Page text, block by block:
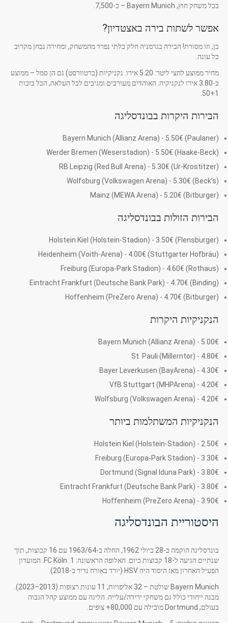
בכל משחק חוץ, Bayern Munich – כ-7,500.
אפשר לשתות בירה באצטדיון?
כן, וזו מסורת! הבירה בגרמניה חלק בלתי נפרד מהמשחק, ומחירה נבחן מקרוב
כל עונה.
מחיר ממוצע לחצי ליטר: 5.20 אירו. נקניקיות (ברטוורסט) גם הן סמל – ממוצע
כ-3.80 אירו לנקניקיה. האוהדים מעורבים ומגיבים לכל העלאה, הכל בזכות
50+1.
הבירות היקרות בבונדסליגה
Bayern Munich (Allianz Arena) - 5.50€ (Paulaner)
Werder Bremen (Weserstadion) - 5.50€ (Haake-Beck)
RB Leipzig (Red Bull Arena) - 5.30€ (Ur-Krostitzer)
Wolfsburg (Volkswagen Arena) - 5.30€ (Beck’s)
Mainz (MEWA Arena) - 5.20€ (Bitburger)
הבירות הזולות בבונדסליגה
Holstein Kiel (Holstein-Stadion) - 3.50€ (Flensburger)
Heidenheim (Voith-Arena) - 4.00€ (Stuttgarter Hofbräu)
Freiburg (Europa-Park Stadion) - 4.60€ (Rothaus)
Eintracht Frankfurt (Deutsche Bank Park) - 4.70€ (Binding)
Hoffenheim (PreZero Arena) - 4.70€ (Bitburger)
הנקניקיות היקרות
Bayern Munich (Allianz Arena) - 5.00€
St. Pauli (Millerntor) - 4.80€
Bayer Leverkusen (BayArena) - 4.30€
VfB Stuttgart (MHPArena) - 4.20€
Wolfsburg (Volkswagen Arena) - 4.20€
הנקניקיות המשתלמות ביותר
Holstein Kiel (Holstein-Stadion) - 2.50€
Freiburg (Europa-Park Stadion) - 3.30€
Dortmund (Signal Iduna Park) - 3.80€
Eintracht Frankfurt (Deutsche Bank Park) - 3.80€
Hoffenheim (PreZero Arena) - 3.90€
היסטוריית הבונדסליגה
בונדסליגה הוקמה ב-28 ביולי 1962, החלה ב-1963/64 עם 16 קבוצות, תוך
שנתיים הגיעה ל-18 קבוצות כיום. האלופה הראשונה: 1. FC Köln. המועדון
הפעיל האחרון מאז היסוד היה HSV (יורד באורח נדיר ב-2018).
Bayern Munich שולטת – 32 אליפויות, 11 עונות רצופות (2013–2023).
מבנה ייחודי כולל גם משחקי ירידה/עלייה. הליגה עם ממוצע קהל הגבוה
בעולם; Dortmund מובילה עם 80,000+ צופים.